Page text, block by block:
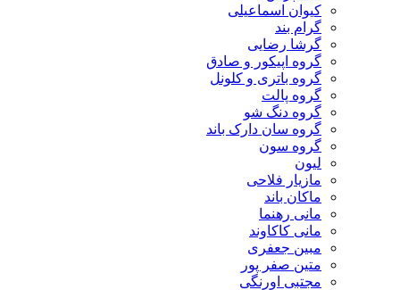
کیوان اسماعیلی
گرام بند
گرشا رضایی
گروه اپیکور و صادق
گروه باتری و کلونل
گروه پالت
گروه دنگ شو
گروه سان دارک باند
گروه سون
لیون
مازیار فلاحی
ماکان باند
مانی رهنما
مانی کاکاوند
مبین جعفری
متین صفر پور
مجتبی اورنگی